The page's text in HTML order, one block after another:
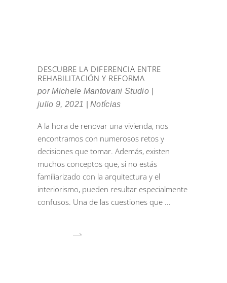
DESCUBRE LA DIFERENCIA ENTRE
REHABILITACIÓN Y REFORMA
porMichele Mantovani Studio
julio 9, 2021
Notícias
A la hora de renovar una vivienda, nos
encontramos con numerosos retos y
decisiones que tomar. Además, existen
muchos conceptos que, si no estás
familiarizado con la arquitectura y el
interiorismo, pueden resultar especialmente
confusos. Una de las cuestiones que